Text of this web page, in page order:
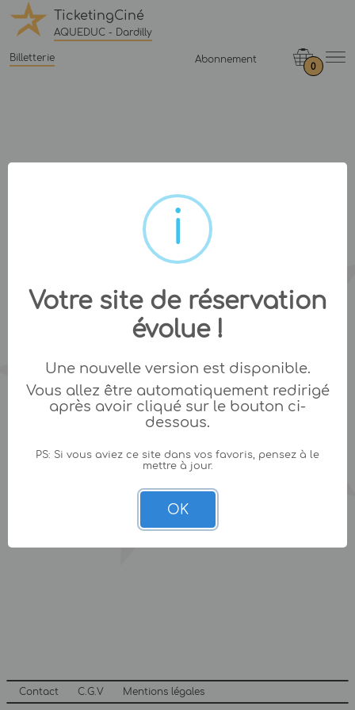
TicketingCiné
AQUEDUC - Dardilly
Billetterie Abonnement
0
Contact C.G.V Mentions légales
Votre site de réservation
évolue !
Une nouvelle version est disponible.
Vous allez être automatiquement redirigé
après avoir cliqué sur le bouton ci-
dessous.
PS: Si vous aviez ce site dans vos favoris, pensez à le
mettre à jour.
OK